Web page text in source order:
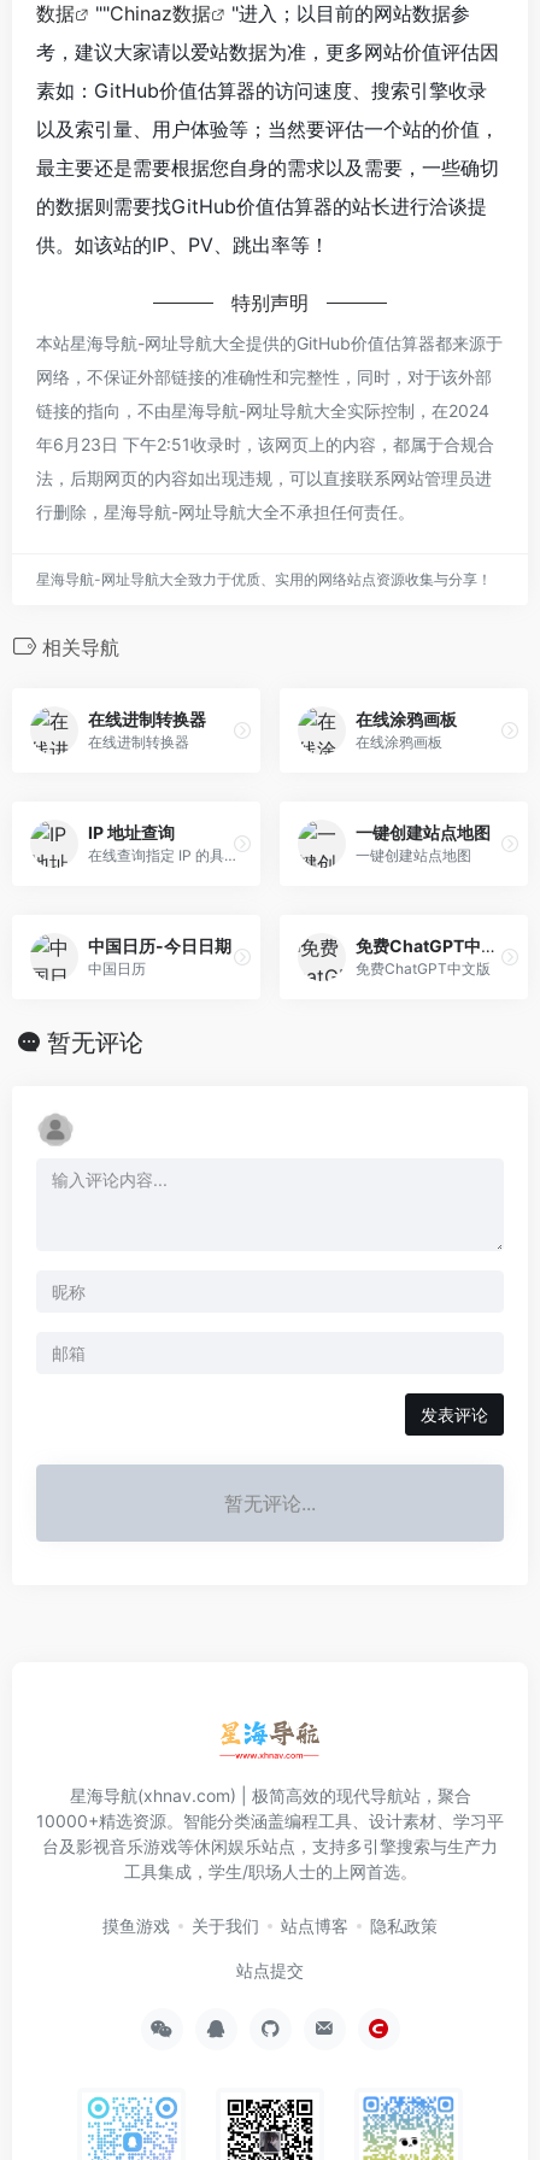
数据 ""Chinaz数据
"进入；以目前的网站数据参
考，建议大家请以爱站数据为准，更多网站价值评估因
素如：GitHub价值估算器的访问速度、搜索引擎收录
以及索引量、用户体验等；当然要评估一个站的价值，
最主要还是需要根据您自身的需求以及需要，一些确切
的数据则需要找GitHub价值估算器的站长进行洽谈提
供。如该站的IP、PV、跳出率等！
特别声明
本站星海导航-网址导航大全提供的GitHub价值估算器都来源于
网络，不保证外部链接的准确性和完整性，同时，对于该外部
链接的指向，不由星海导航-网址导航大全实际控制，在2024
年6月23日 下午2:51收录时，该网页上的内容，都属于合规合
法，后期网页的内容如出现违规，可以直接联系网站管理员进
行删除，星海导航-网址导航大全不承担任何责任。
星海导航-网址导航大全致力于优质、实用的网络站点资源收集与分享！
相关导航
在线进制转换器
在线进制转换器
在线涂鸦画板
在线涂鸦画板
IP 地址查询
在线查询指定 IP 的具体信息
一键创建站点地图
一键创建站点地图
中国日历-今日日期
中国日历
免费ChatGPT中文版
免费ChatGPT中文版
暂无评论
发表评论
暂无评论...
星海导航(xhnav.com) | 极简高效的现代导航站，聚合
10000+精选资源。智能分类涵盖编程工具、设计素材、学习平
台及影视音乐游戏等休闲娱乐站点，支持多引擎搜索与生产力
工具集成，学生/职场人士的上网首选。
摸鱼游戏 关于我们 站点博客 隐私政策
站点提交